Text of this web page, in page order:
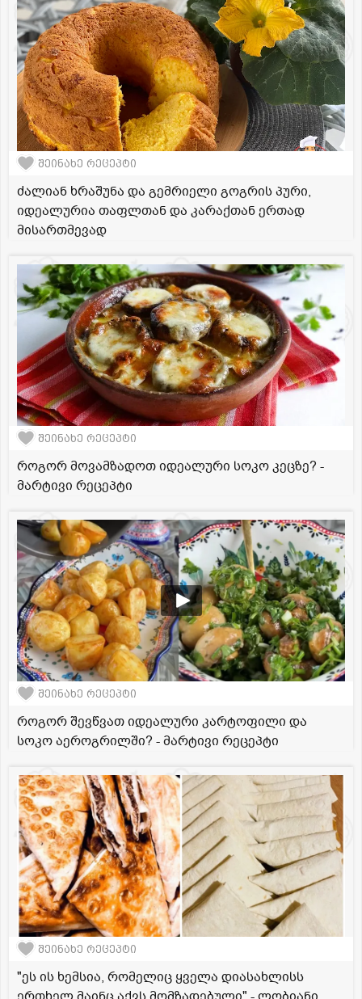
შეინახე რეცეპტი
ძალიან ხრაშუნა და გემრიელი გოგრის პური,
იდეალურია თაფლთან და კარაქთან ერთად
მისართმევად
შეინახე რეცეპტი
როგორ მოვამზადოთ იდეალური სოკო კეცზე? -
მარტივი რეცეპტი
შეინახე რეცეპტი
როგორ შევწვათ იდეალური კარტოფილი და
სოკო აეროგრილში? - მარტივი რეცეპტი
შეინახე რეცეპტი
"ეს ის ხემსია, რომელიც ყველა დიასახლისს